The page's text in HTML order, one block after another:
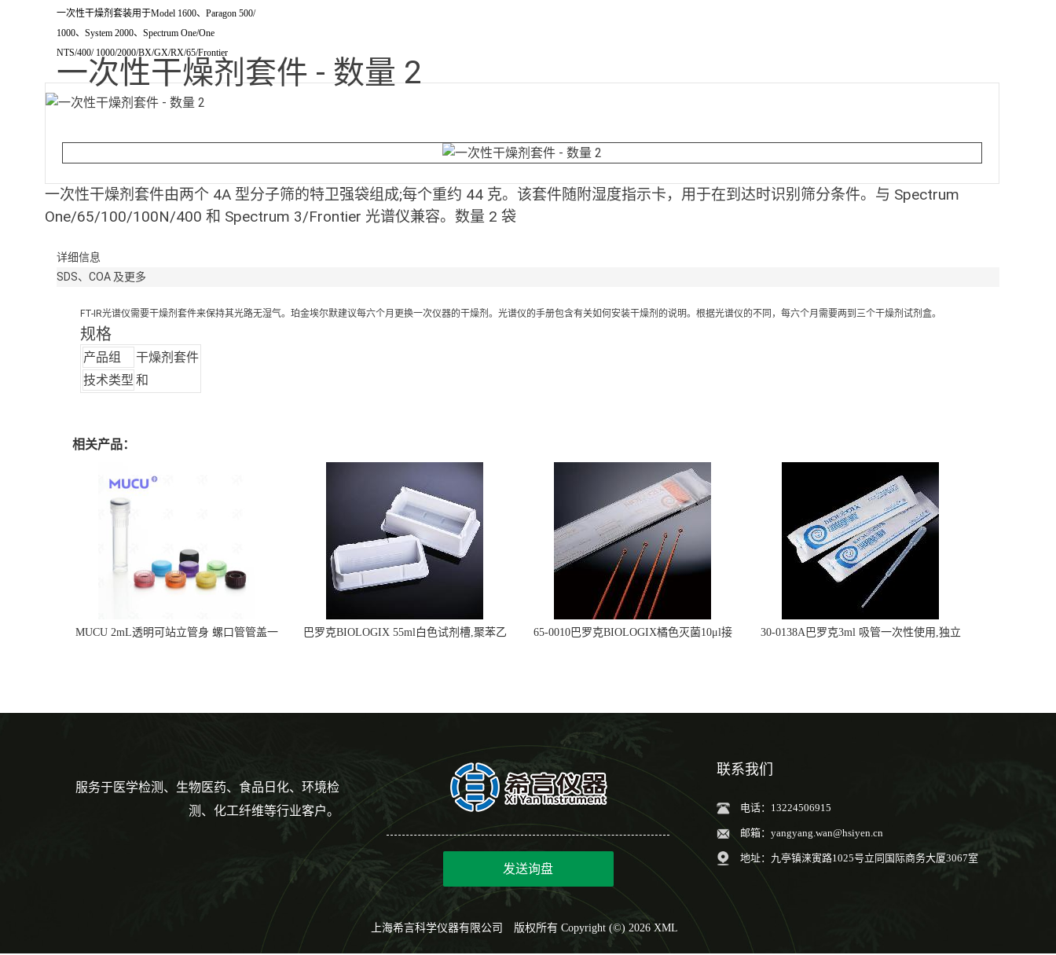
一次性干燥剂套装用于Model 1600、Paragon 500/
1000、System 2000、Spectrum One/One
NTS/400/ 1000/2000/BX/GX/RX/65/Frontier
一次性干燥剂套件 - 数量 2
一次性干燥剂套件由两个 4A 型分子筛的特卫强袋组成;每个重约 44 克。该套件随附湿度指示卡，用于在到达时识别筛分条件。与 Spectrum
One/65/100/100N/400 和 Spectrum 3/Frontier 光谱仪兼容。数量 2 袋
详细信息
SDS、COA 及更多
FT-IR光谱仪需要干燥剂套件来保持其光路无湿气。珀金埃尔默建议每六个月更换一次仪器的干燥剂。光谱仪的手册包含有关如何安装干燥剂的说明。根据光谱仪的不同，每六个月需要两到三个干燥剂试剂盒。
规格
产品组
干燥剂套件
技术类型 和
相关产品：
MUCU 2mL透明可站立管身 螺口管管盖一
巴罗克BIOLOGIX 55ml白色试剂槽,聚苯乙
65-0010巴罗克BIOLOGIX橘色灭菌10μl接
30-0138A巴罗克3ml 吸管一次性使用,独立
服务于医学检测、生物医药、食品日化、环境检
测、化工纤维等行业客户。
发送询盘
联系我们
电话：13224506915
邮箱： yangyang.wan@hsiyen.cn
地址：九亭镇涞寅路1025号立同国际商务大厦3067室
上海希言科学仪器有限公司 版权所有 Copyright (©) 2026 XML